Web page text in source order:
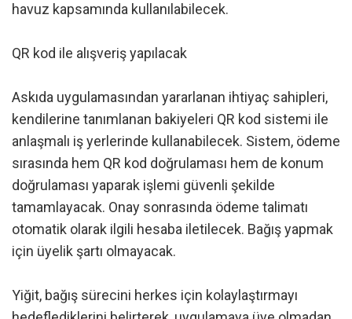
havuz kapsamında kullanılabilecek.
QR kod ile alışveriş yapılacak
Askıda uygulamasından yararlanan ihtiyaç sahipleri,
kendilerine tanımlanan bakiyeleri QR kod sistemi ile
anlaşmalı iş yerlerinde kullanabilecek. Sistem, ödeme
sırasında hem QR kod doğrulaması hem de konum
doğrulaması yaparak işlemi güvenli şekilde
tamamlayacak. Onay sonrasında ödeme talimatı
otomatik olarak ilgili hesaba iletilecek. Bağış yapmak
için üyelik şartı olmayacak.
Yiğit, bağış sürecini herkes için kolaylaştırmayı